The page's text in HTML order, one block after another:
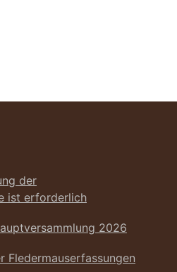
der
ist erforderlich
2026
Fledermauserfassungen